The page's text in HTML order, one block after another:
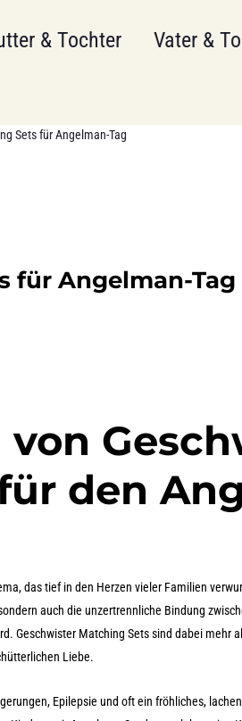
& Tochter Vater &
Sets für Angelman-Tag
für Angelman-Tag
den
das tief in den Herzen vieler Familien
auch die unzertrennliche Bindung
Geschwister Matching Sets sind dabei mehr
Liebe.
Epilepsie und oft ein fröhliches,